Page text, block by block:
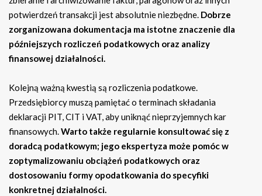
potwierdzeń transakcji jest absolutnie niezbędne. Dobrze
zorganizowana dokumentacja ma istotne znaczenie dla
późniejszych rozliczeń podatkowych oraz analizy
finansowej działalności.
Kolejną ważną kwestią są rozliczenia podatkowe.
Przedsiębiorcy muszą pamiętać o terminach składania
deklaracji PIT, CIT i VAT, aby uniknąć nieprzyjemnych kar
finansowych.Warto także regularnie konsultować się z
doradcą podatkowym; jego ekspertyza może pomóc w
zoptymalizowaniu obciążeń podatkowych oraz
dostosowaniu formy opodatkowania do specyfiki
konkretnej działalności.